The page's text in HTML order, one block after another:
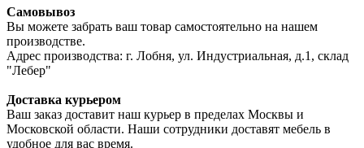
Самовывоз
Вы можете забрать ваш товар самостоятельно на нашем
производстве.
Адрес производства: г. Лобня, ул. Индустриальная, д.1, склад
"Лебер"
Доставка курьером
Ваш заказ доставит наш курьер в пределах Москвы и
Московской области. Наши сотрудники доставят мебель в
удобное для вас время.